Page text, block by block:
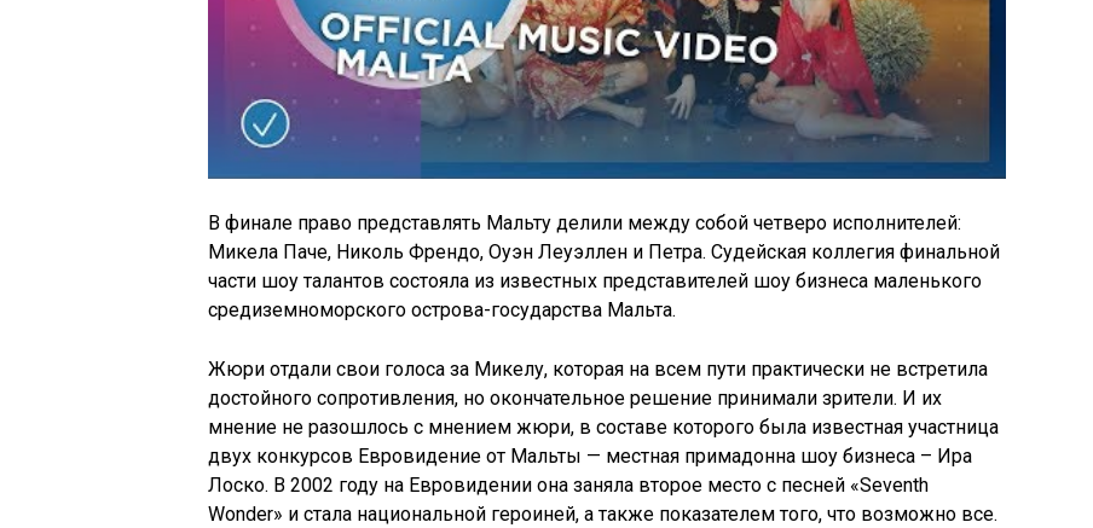
В финале право представлять Мальту делили между собой четверо исполнителей:
Микела Паче, Николь Френдо, Оуэн Леуэллен и Петра. Судейская коллегия финальной
части шоу талантов состояла из известных представителей шоу бизнеса маленького
средиземноморского острова-государства Мальта.
Жюри отдали свои голоса за Микелу, которая на всем пути практически не встретила
достойного сопротивления, но окончательное решение принимали зрители. И их
мнение не разошлось с мнением жюри, в составе которого была известная участница
двух конкурсов Евровидение от Мальты — местная примадонна шоу бизнеса – Ира
Лоско. В 2002 году на Евровидении она заняла второе место с песней «Seventh
Wonder» и стала национальной героиней, а также показателем того, что возможно все.